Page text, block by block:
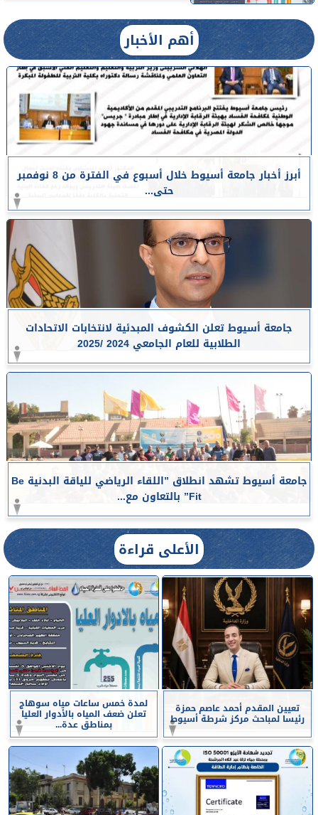
أهم الأخبار
أبرز أخبار جامعة أسيوط خلال أسبوع في الفترة من 8 نوفمبر
حتى...
جامعة أسيوط تعلن الكشوف المبدئية لانتخابات الاتحادات
الطلابية للعام الجامعي 2024 /2025
جامعة أسيوط تشهد انطلاق ”اللقاء الرياضي للياقة البدنية Be
Fit” بالتعاون مع...
الأعلى قراءة
تعيين المقدم أحمد عاصم حمزة
رئيسا لمباحث مركز شرطة أسيوط
لمدة خمس ساعات مياه سوهاج
تعلن ضعف المياه بالأدوار العليا
بمناطق عدة...